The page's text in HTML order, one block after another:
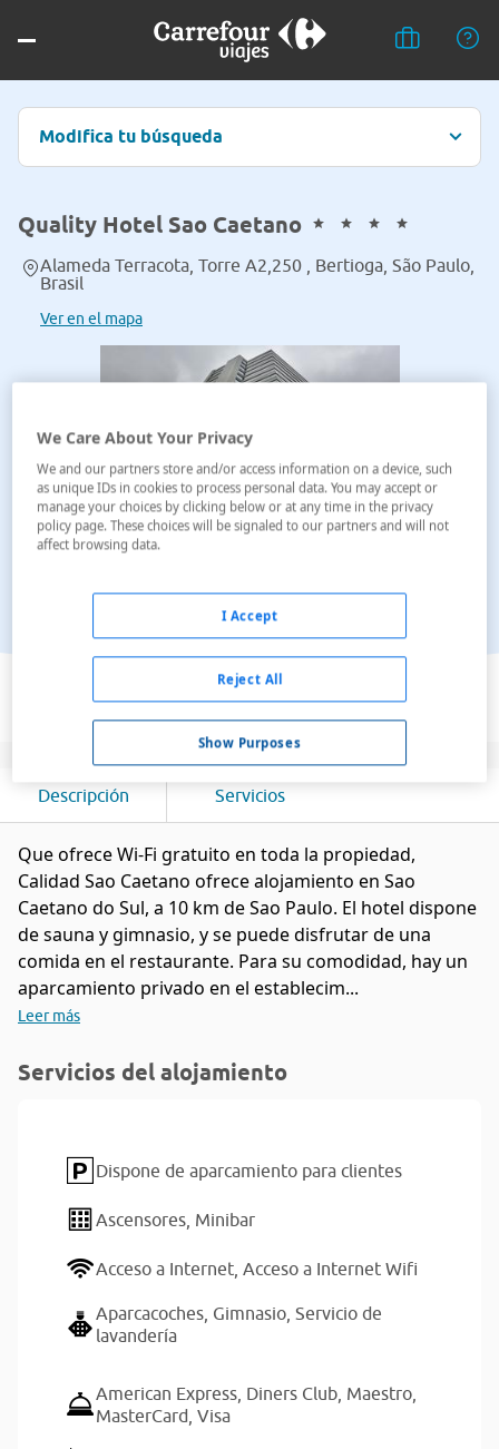
Modifica tu búsqueda
Quality Hotel Sao Caetano
Alameda Terracota, Torre A2,250 , Bertioga, São Paulo,
Brasil
Ver en el mapa
Ver en el mapa
Descripción Servicios
Que ofrece Wi-Fi gratuito en toda la propiedad,
Calidad Sao Caetano ofrece alojamiento en Sao
Caetano do Sul, a 10 km de Sao Paulo. El hotel dispone
de sauna y gimnasio, y se puede disfrutar de una
comida en el restaurante. Para su comodidad, hay un
aparcamiento privado en el establecim...
Leer más
Servicios del alojamiento
Dispone de aparcamiento para clientes
Ascensores, Minibar
Acceso a Internet, Acceso a Internet Wifi
Aparcacoches, Gimnasio, Servicio de
lavandería
American Express, Diners Club, Maestro,
MasterCard, Visa
We Care About Your Privacy
We and our partners store and/or access information on a device, such
as unique IDs in cookies to process personal data. You may accept or
manage your choices by clicking below or at any time in the privacy
policy page. These choices will be signaled to our partners and will not
affect browsing data.
Show Purposes
Reject All
I Accept